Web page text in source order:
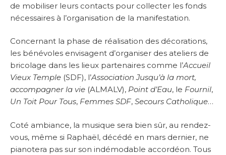
de mobiliser leurs contacts pour collecter les fonds
nécessaires à l’organisation de la manifestation.
Concernant la phase de réalisation des décorations,
les bénévoles envisagent d’organiser des ateliers de
bricolage dans les lieux partenaires comme l’Accueil
Vieux Temple (SDF), l’Association Jusqu’à la mort,
accompagner la vie (ALMALV), Point d’Eau, le Fournil,
Un Toit Pour Tous, Femmes SDF, Secours Catholique…
Coté ambiance, la musique sera bien sûr, au rendez-
vous, même si Raphaël, décédé en mars dernier, ne
pianotera pas sur son indémodable accordéon. Tous